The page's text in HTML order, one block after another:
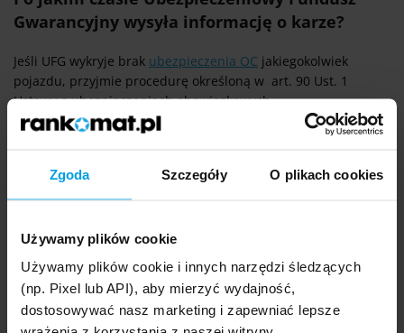
Zgoda Szczegóły O plikach cookies
Używamy plików cookie
Używamy plików cookie i innych narzędzi śledzących
(np. Pixel lub API), aby mierzyć wydajność,
dostosowywać nasz marketing i zapewniać lepsze
Gwarancyjny wysyła informację o karze?
Jeśli UFG wykryje brak ubezpieczenia OC jakiegokolwiek
pojazdu, przyjmie procedurę określoną w art. 90 Ust. 1
Ustawy o ubezpieczeniach obowiązkowych.
Co mówi prawo?
Ubezpieczeniowy Fundusz Gwarancyjny lub po
otrzymaniu zawiadomienia, o którym mowa w art.
87, Ubezpieczeniowy Fundusz Gwarancyjny wzywa
osoby obowiązane do zawarcia umowy